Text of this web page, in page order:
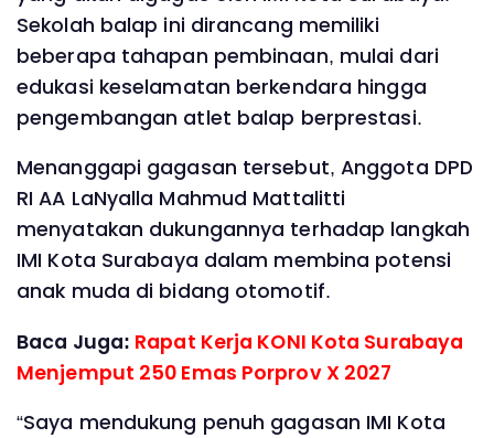
Sekolah balap ini dirancang memiliki
beberapa tahapan pembinaan, mulai dari
edukasi keselamatan berkendara hingga
pengembangan atlet balap berprestasi.
Menanggapi gagasan tersebut, Anggota DPD
RI AA LaNyalla Mahmud Mattalitti
menyatakan dukungannya terhadap langkah
IMI Kota Surabaya dalam membina potensi
anak muda di bidang otomotif.
Baca Juga: Rapat Kerja KONI Kota Surabaya
Menjemput 250 Emas Porprov X 2027
“Saya mendukung penuh gagasan IMI Kota